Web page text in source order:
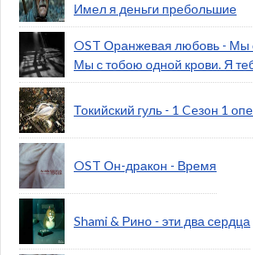
Имел я деньги пребольшие
OST Оранжевая любовь - Мы
Мы с тобою одной крови. Я
Токийский гуль - 1 Ceзoн 1
OST Он-дракон - Время
Shami & Рино - эти два сердца